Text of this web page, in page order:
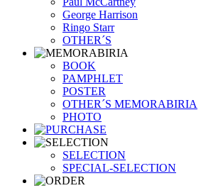
George Harrison
Ringo Starr
OTHER´S
BOOK
PAMPHLET
POSTER
OTHER´S MEMORABIRIA
PHOTO
SELECTION
SPECIAL-SELECTION